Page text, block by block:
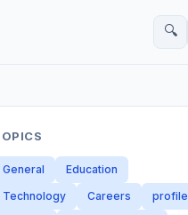
🔍
General
Education
Technology
Careers
profile